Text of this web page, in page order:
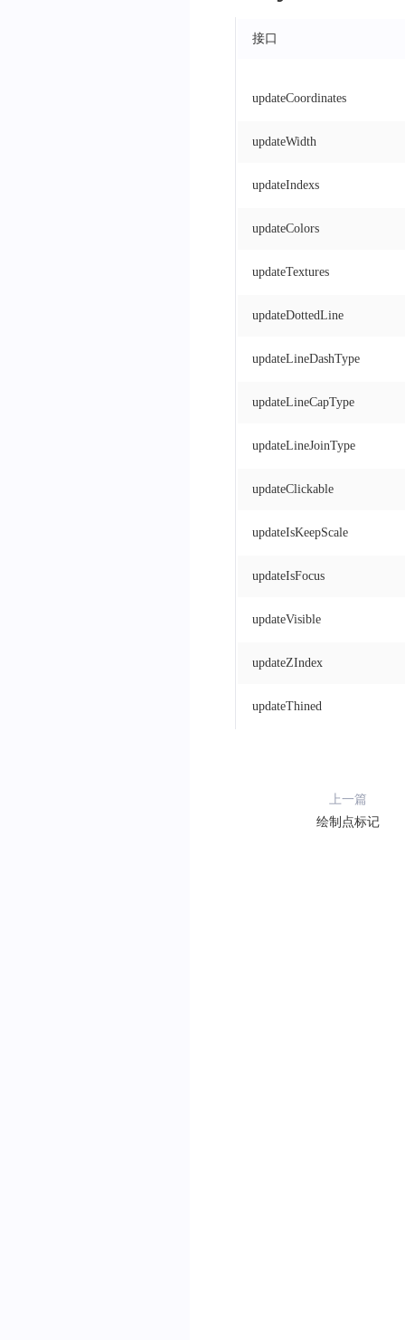
接口
updateCoordinates
updateWidth
updateIndexs
updateColors
updateTextures
updateDottedLine
updateLineDashType
updateLineCapType
updateLineJoinType
updateClickable
updateIsKeepScale
updateIsFocus
updateVisible
updateZIndex
updateThined
上一篇
绘制点标记